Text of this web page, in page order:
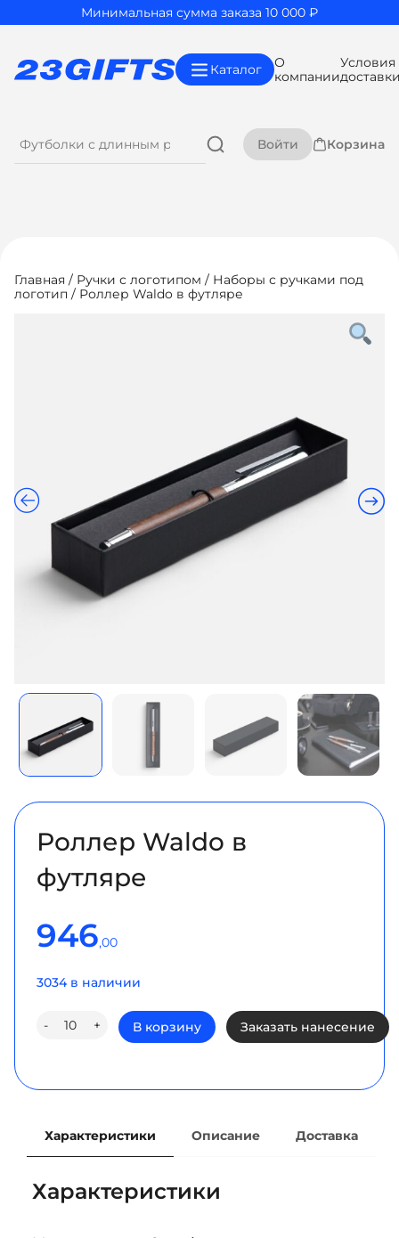
Минимальная сумма заказа 10 000 ₽
Каталог
О
компании
Условия
Войти Корзина
Главная / Ручки с логотипом / Наборы с ручками под
логотип / Роллер Waldo в футляре
Роллер Waldo в
футляре
946,00
3034 в наличии
-
Количество
товара
футляре
+ В корзину Заказать нанесение
Характеристики Описание Доставка
Характеристики